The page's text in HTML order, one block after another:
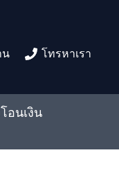
น โทรหาเรา
อนเงิน